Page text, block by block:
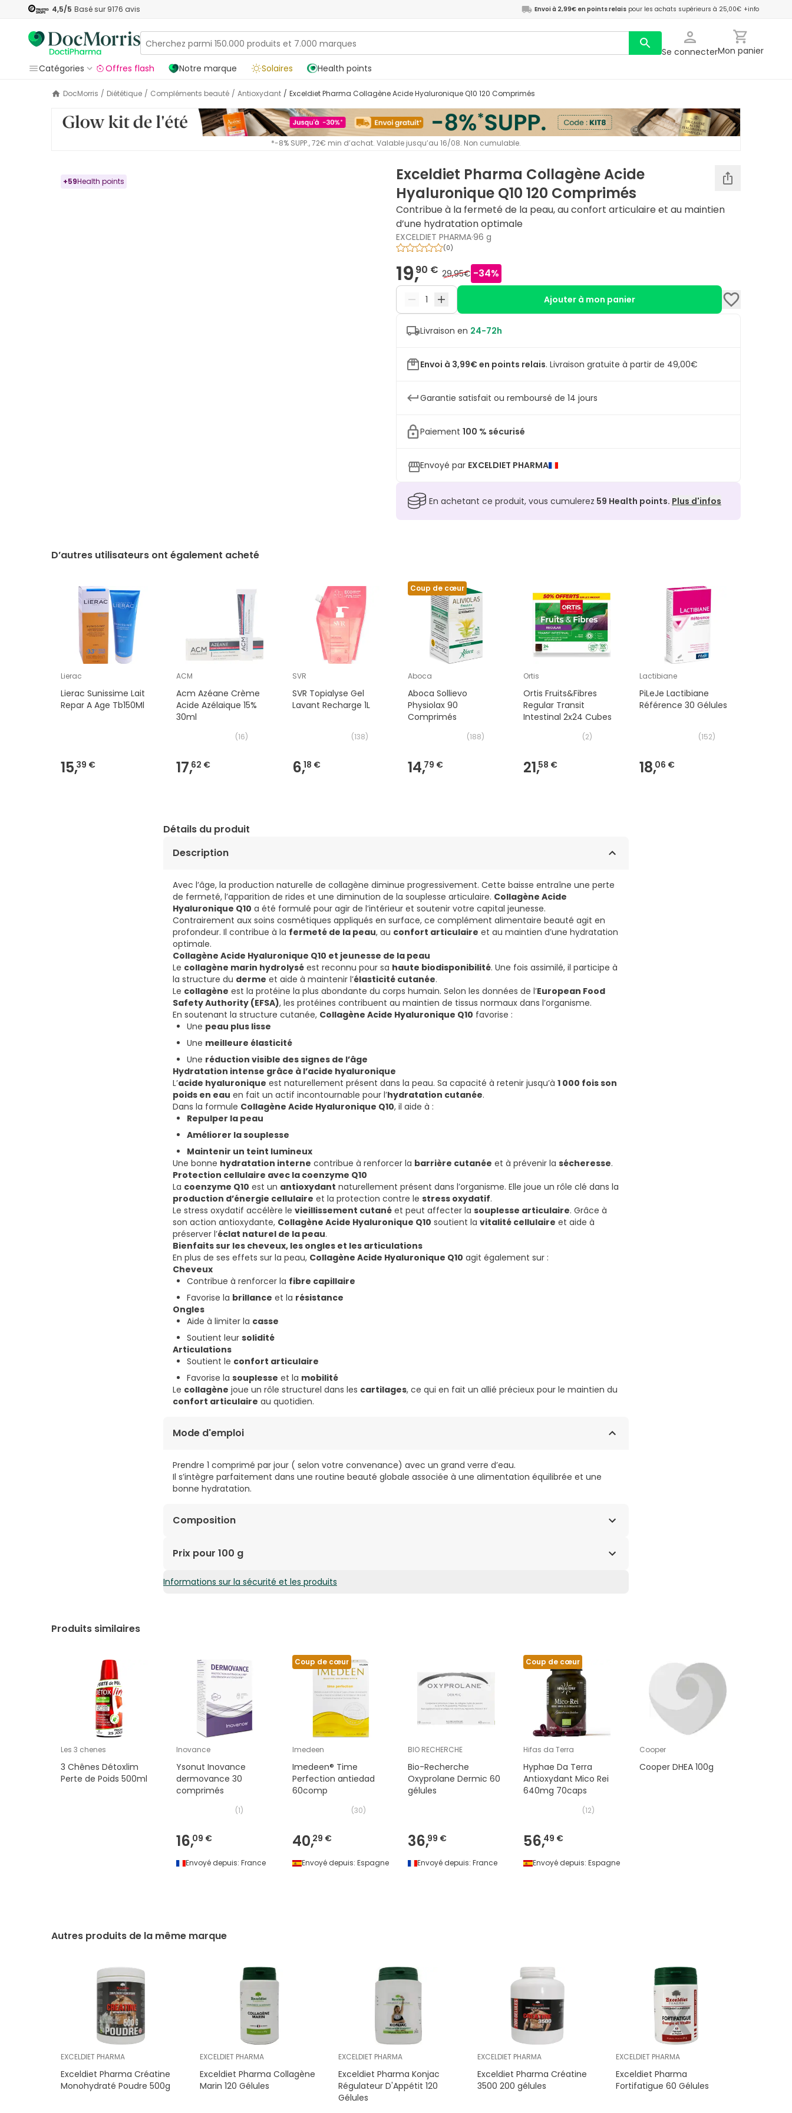
4,5/5 Basé sur 9176 avis Envoi à 2,99€ en points relais pour les achats supérieurs à 25,00€ +info
Se connecterMon panier
Catégories
Offres flash Notre marque Solaires Health points
DocMorris / Diététique / Compléments beauté / Antioxydant / Exceldiet Pharma Collagène Acide Hyaluronique Q10 120 Comprimés
*-8% SUPP., 72€ min d’achat. Valable jusqu’au 16/08. Non cumulable.
+59Health points
Exceldiet Pharma Collagène Acide
Hyaluronique Q10 120 Comprimés
Contribue à la fermeté de la peau, au confort articulaire et au maintien
d’une hydratation optimale
EXCELDIET PHARMA·96 g
(0)
19,90 € 29,95€ -34%
Ajouter à mon panier
Livraison en 24-72h
Envoi à 3,99€ en points relais. Livraison gratuite à partir de 49,00€
Garantie satisfait ou remboursé de 14 jours
Paiement 100 % sécurisé
Envoyé par EXCELDIET PHARMA
En achetant ce produit, vous cumulerez 59 Health points. Plus d'infos
D’autres utilisateurs ont également acheté
Lierac
Lierac Sunissime Lait
Repar A Age Tb150Ml
15,39 €
ACM
Acm Azéane Crème
Acide Azélaique 15%
30ml
(16)
17,62 €
SVR
SVR Topialyse Gel
Lavant Recharge 1L
(138)
6,18 €
Coup de cœur
Aboca
Aboca Sollievo
Physiolax 90
Comprimés
(188)
14,79 €
Ortis
Ortis Fruits&Fibres
Regular Transit
Intestinal 2x24 Cubes
(2)
21,58 €
Lactibiane
PiLeJe Lactibiane
Référence 30 Gélules
(152)
18,06 €
Détails du produit
Description
Avec l’âge, la production naturelle de collagène diminue progressivement. Cette baisse entraîne une perte
de fermeté, l’apparition de rides et une diminution de la souplesse articulaire. Collagène Acide
Hyaluronique Q10 a été formulé pour agir de l’intérieur et soutenir votre capital jeunesse.
Contrairement aux soins cosmétiques appliqués en surface, ce complément alimentaire beauté agit en
profondeur. Il contribue à la fermeté de la peau, au confort articulaire et au maintien d’une hydratation
optimale.
Collagène Acide Hyaluronique Q10 et jeunesse de la peau
Le collagène marin hydrolysé est reconnu pour sa haute biodisponibilité. Une fois assimilé, il participe à
la structure du derme et aide à maintenir l’élasticité cutanée.
Le collagène est la protéine la plus abondante du corps humain. Selon les données de l’European Food
Safety Authority (EFSA), les protéines contribuent au maintien de tissus normaux dans l’organisme.
En soutenant la structure cutanée, Collagène Acide Hyaluronique Q10 favorise :
Une peau plus lisse
Une meilleure élasticité
Une réduction visible des signes de l’âge
Hydratation intense grâce à l’acide hyaluronique
L’acide hyaluronique est naturellement présent dans la peau. Sa capacité à retenir jusqu’à 1 000 fois son
poids en eau en fait un actif incontournable pour l’hydratation cutanée.
Dans la formule Collagène Acide Hyaluronique Q10, il aide à :
Repulper la peau
Améliorer la souplesse
Maintenir un teint lumineux
Une bonne hydratation interne contribue à renforcer la barrière cutanée et à prévenir la sécheresse.
Protection cellulaire avec la coenzyme Q10
La coenzyme Q10 est un antioxydant naturellement présent dans l’organisme. Elle joue un rôle clé dans la
production d’énergie cellulaire et la protection contre le stress oxydatif.
Le stress oxydatif accélère le vieillissement cutané et peut affecter la souplesse articulaire. Grâce à
son action antioxydante, Collagène Acide Hyaluronique Q10 soutient la vitalité cellulaire et aide à
préserver l’éclat naturel de la peau.
Bienfaits sur les cheveux, les ongles et les articulations
En plus de ses effets sur la peau, Collagène Acide Hyaluronique Q10 agit également sur :
Cheveux
Contribue à renforcer la fibre capillaire
Favorise la brillance et la résistance
Ongles
Aide à limiter la casse
Soutient leur solidité
Articulations
Soutient le confort articulaire
Favorise la souplesse et la mobilité
Le collagène joue un rôle structurel dans les cartilages, ce qui en fait un allié précieux pour le maintien du
confort articulaire au quotidien.
Mode d'emploi
Prendre 1 comprimé par jour ( selon votre convenance) avec un grand verre d’eau.
Il s’intègre parfaitement dans une routine beauté globale associée à une alimentation équilibrée et une
bonne hydratation.
Composition
Ingrédients pour 1 comprimé : Collagène marin 500 mg, acide hyaluronique 30 mg, Coenzyme Q10 15 mg,
Prix pour 100 g
20,73€ / 100 g
Informations sur la sécurité et les produits
Produits similaires
Les 3 chenes
3 Chênes Détoxlim
Perte de Poids 500ml
Inovance
Ysonut Inovance
dermovance 30
comprimés
(1)
16,09 €
Envoyé depuis: France
Coup de cœur
Imedeen
Imedeen® Time
Perfection antiedad
60comp
(30)
40,29 €
Envoyé depuis: Espagne
BIO RECHERCHE
Bio-Recherche
Oxyprolane Dermic 60
gélules
36,99 €
Envoyé depuis: France
Coup de cœur
Hifas da Terra
Hyphae Da Terra
Antioxydant Mico Rei
640mg 70caps
(12)
56,49 €
Envoyé depuis: Espagne
Cooper
Cooper DHEA 100g
Autres produits de la même marque
EXCELDIET PHARMA
Exceldiet Pharma Créatine
Monohydraté Poudre 500g
EXCELDIET PHARMA
Exceldiet Pharma Collagène
Marin 120 Gélules
EXCELDIET PHARMA
Exceldiet Pharma Konjac
Régulateur D'Appétit 120
Gélules
EXCELDIET PHARMA
Exceldiet Pharma Créatine
3500 200 gélules
EXCELDIET PHARMA
Exceldiet Pharma
Fortifatigue 60 Gélules